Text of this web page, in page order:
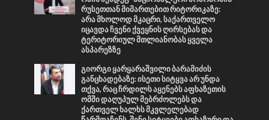
რუსეთთან მიმართებით რიტორიკაზე:
არა მხოლოდ მკაცრი, საქართველო
იცავდა ჩვენი ქვეყნის ღირსებას და
ტერიტორიულ მთლიანობას ყველა
ასპარეზზე
გიორგი ყარყარაშვილი ბარამიძის
განცხადებაზე: ისეთი სიტყვა არ უნდა
თქვა, რაც ჩრდილს აყენებს აფხაზეთის
ომში დაღუპულ მებრძოლებს და
ქართველ ხალხს მკვლელებად